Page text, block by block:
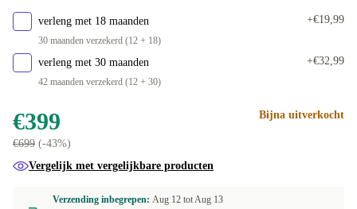
32.0 GB
48.0 GB
64.0 GB +€490,27
verleng met 18 maanden
30 maanden verzekerd (12 + 18)
+€19,99
verleng met 30 maanden
42 maanden verzekerd (12 + 30)
+€32,99
€399
€699 (-43%)
Bijna uitverkocht
Vergelijk met vergelijkbare producten
Verzending inbegrepen: Aug 12 totAug 13